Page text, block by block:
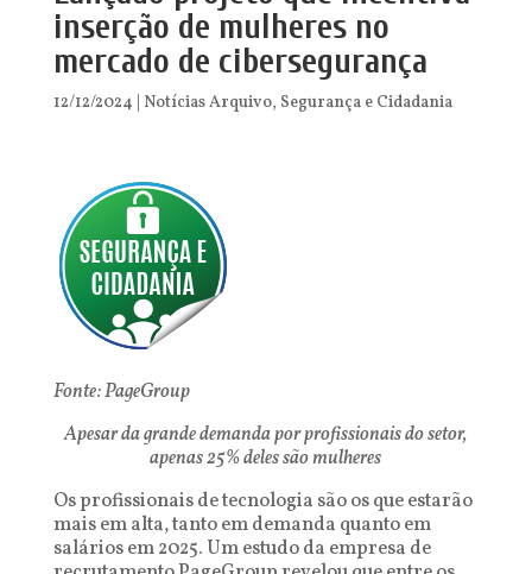
inserção de mulheres no
mercado de cibersegurança
12/12/2024 Notícias Arquivo, Segurança e Cidadania
Fonte: PageGroup
Apesar da grande demanda por profissionais do setor,
apenas 25% deles são mulheres
Os profissionais de tecnologia são os que estarão
mais em alta, tanto em demanda quanto em
salários em 2025. Um estudo da empresa de